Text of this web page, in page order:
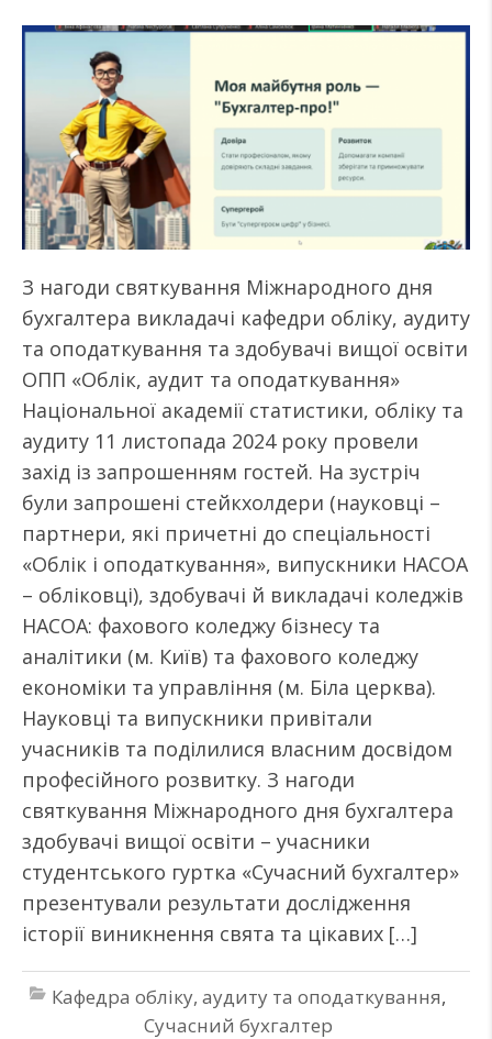
З нагоди святкування Міжнародного дня
бухгалтера викладачі кафедри обліку, аудиту
та оподаткування та здобувачі вищої освіти
ОПП «Облік, аудит та оподаткування»
Національної академії статистики, обліку та
аудиту 11 листопада 2024 року провели
захід із запрошенням гостей. На зустріч
були запрошені стейкхолдери (науковці –
партнери, які причетні до спеціальності
«Облік і оподаткування», випускники НАСОА
– обліковці), здобувачі й викладачі коледжів
НАСОА: фахового коледжу бізнесу та
аналітики (м. Київ) та фахового коледжу
економіки та управління (м. Біла церква).
Науковці та випускники привітали
учасників та поділилися власним досвідом
професійного розвитку. З нагоди
святкування Міжнародного дня бухгалтера
здобувачі вищої освіти – учасники
студентського гуртка «Сучасний бухгалтер»
презентували результати дослідження
історії виникнення свята та цікавих […]
Кафедра обліку, аудиту та оподаткування,
Сучасний бухгалтер